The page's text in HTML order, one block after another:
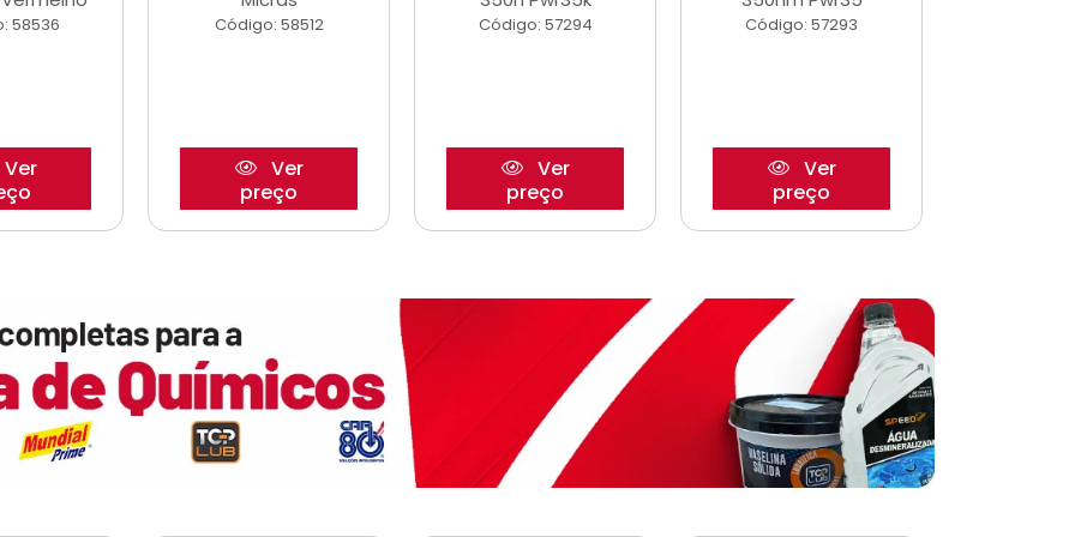
58536
Ver
Código: 58512
Ver
preço
Código: 57294
Ver
preço
Código: 57293
Ver
preço